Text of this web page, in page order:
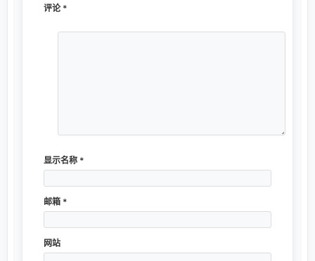
评论 *
显示名称 *
邮箱 *
网站